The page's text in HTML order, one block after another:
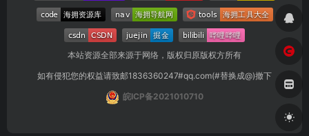
本站资源全部来源于网络，版权归原版权方所有
如有侵犯您的权益请致邮1836360247#qq.com(#替换成@)撤下
皖ICP备2021010710